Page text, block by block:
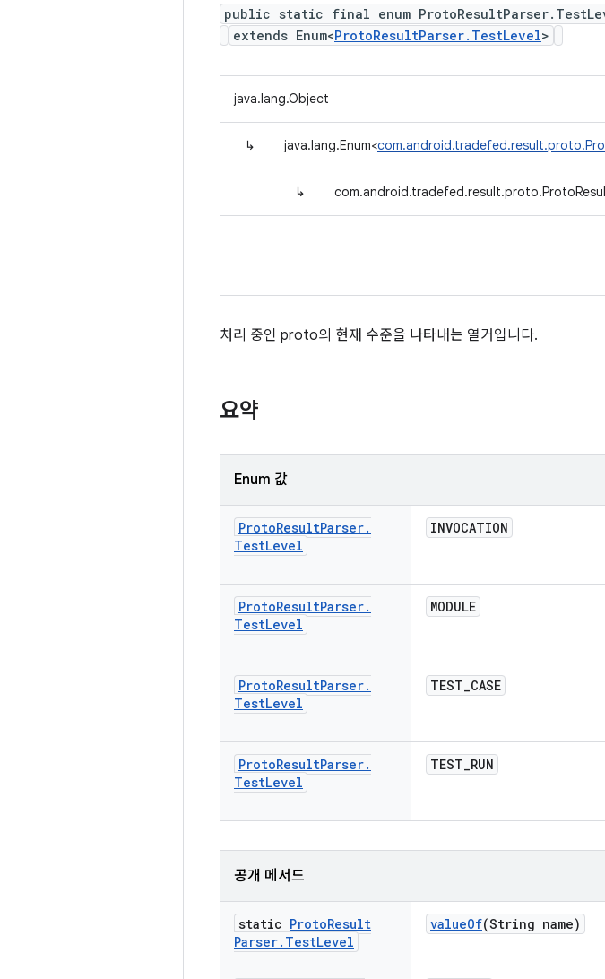
public static final enum
extends Enum<ProtoResultParser.TestLevel>
java.lang.Object
↳ java.lang.Enum<
↳
처리 중인 proto의 현재 수준을 나타내는 열거입니다.
요약
Enum 값
ProtoResultParser.
TestLevel
INVOCATION
ProtoResultParser.
TestLevel
MODULE
ProtoResultParser.
TestLevel
TEST_CASE
ProtoResultParser.
TestLevel
TEST_RUN
공개 메서드
static ProtoResult
Parser. TestLevel
valueOf(String name)